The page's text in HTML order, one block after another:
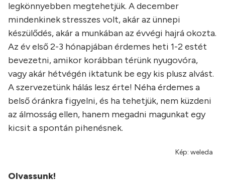
legkönnyebben megtehetjük. A december
mindenkinek stresszes volt, akár az ünnepi
készülődés, akár a munkában az évvégi hajrá okozta.
Az év első 2-3 hónapjában érdemes heti 1-2 estét
bevezetni, amikor korábban térünk nyugovóra,
vagy akár hétvégén iktatunk be egy kis plusz alvást.
A szervezetünk hálás lesz érte! Néha érdemes a
belső óránkra figyelni, és ha tehetjük, nem küzdeni
az álmosság ellen, hanem megadni magunkat egy
kicsit a spontán pihenésnek.
Kép: weleda
Olvassunk!